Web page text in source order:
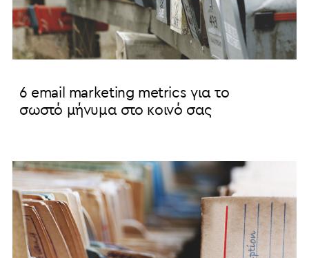
6 email marketing metrics για το
σωστό μήνυμα στο κοινό σας